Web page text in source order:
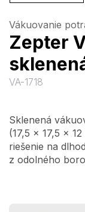
Vákuovanie
Zepter
VA-1718
Sklenená
(17,5 x 17,5 x
riešenie na
z odolného